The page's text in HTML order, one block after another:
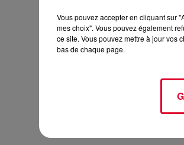
Vous pouvez accepter en cliquant sur
mes choix". Vous pouvez également
ce site. Vous pouvez mettre à jour vos
bas de chaque page.